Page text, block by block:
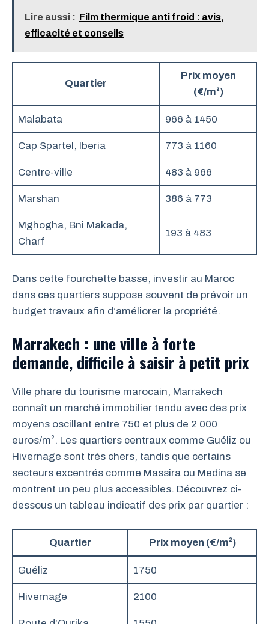
Lire aussi : Film thermique anti froid : avis,
efficacité et conseils
Quartier
Prix moyen
(€/m²)
Malabata 966 à 1450
Cap Spartel, Iberia 773 à 1160
Centre-ville 483 à 966
Marshan 386 à 773
Mghogha, Bni Makada,
Charf
193 à 483
Dans cette fourchette basse, investir au Maroc
dans ces quartiers suppose souvent de prévoir un
budget travaux afin d’améliorer la propriété.
Marrakech : une ville à forte
demande, difficile à saisir à petit prix
Ville phare du tourisme marocain, Marrakech
connaît un marché immobilier tendu avec des prix
moyens oscillant entre 750 et plus de 2 000
euros/m². Les quartiers centraux comme Guéliz ou
Hivernage sont très chers, tandis que certains
secteurs excentrés comme Massira ou Medina se
montrent un peu plus accessibles. Découvrez ci-
dessous un tableau indicatif des prix par quartier :
Quartier Prix moyen (€/m²)
Guéliz 1750
Hivernage 2100